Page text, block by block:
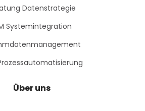
Datenstrategie
Systemintegration
Über uns